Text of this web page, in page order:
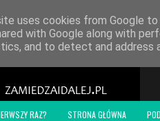
PRYWATNOŚCI WSPÓŁPRACA
RAZ? STRONA GŁÓWNA
uses cookies from Google
with Google along with
and to detect and address